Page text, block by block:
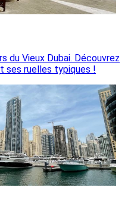
du Vieux Dubai. Découvrez
ses ruelles typiques !